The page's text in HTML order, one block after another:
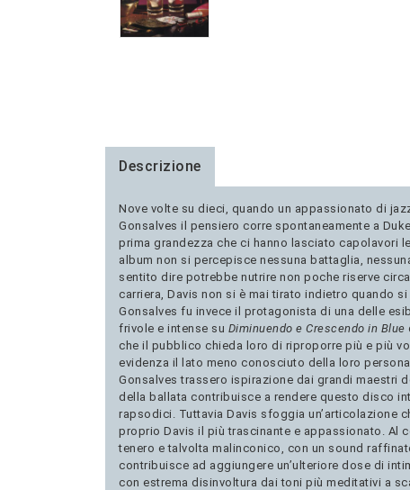
Descrizione
Nove volte su dieci, quando un appassionato di
Gonsalves il pensiero corre spontaneamente a
prima grandezza che ci hanno lasciato capolavori
album non si percepisce nessuna battaglia,
sentito dire potrebbe nutrire non poche riserve
carriera, Davis non si è mai tirato indietro quando
Gonsalves fu invece il protagonista di una delle
frivole e intense su Diminuendo e Crescendo in Blue
che il pubblico chieda loro di riproporre più e più
evidenza il lato meno conosciuto della loro
Gonsalves trassero ispirazione dai grandi maestri
della ballata contribuisce a rendere questo disco
rapsodici. Tuttavia Davis sfoggia un’articolazione
proprio Davis il più trascinante e appassionato. Al
tenero e talvolta malinconico, con un sound
contribuisce ad aggiungere un’ulteriore dose di
con estrema disinvoltura dai toni più meditativi a